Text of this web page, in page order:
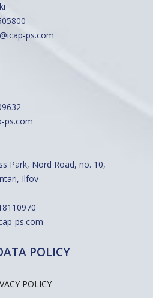
ps.com
ps.com
Park, Nord Road, no. 10,
Ilfov
ps.com
POLICY
POLICY